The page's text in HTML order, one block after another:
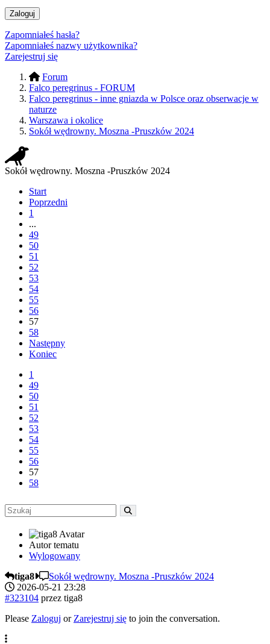
Zaloguj
Zapomniałeś hasła?
Zapomniałeś nazwy użytkownika?
Zarejestruj się
Forum
Falco peregrinus - FORUM
Falco peregrinus - inne gniazda w Polsce oraz obserwacje w
naturze
Warszawa i okolice
Sokół wędrowny. Moszna -Pruszków 2024
Sokół wędrowny. Moszna -Pruszków 2024
Start
Poprzedni
1
...
49
50
51
52
53
54
55
56
57
58
Następny
Koniec
1
49
50
51
52
53
54
55
56
57
58
Autor tematu
Wylogowany
tiga8
Sokół wędrowny. Moszna -Pruszków 2024
2026-05-21 23:28
#323104 przez tiga8
Please Zaloguj or Zarejestruj się to join the conversation.